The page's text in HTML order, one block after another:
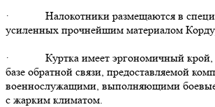
· Налокотники размещаются в
усиленных прочнейшим материалом
· Куртка имеет эргономичный крой,
базе обратной связи, предоставляемой
военнослужащими, выполняющими боевые
с жарким климатом.